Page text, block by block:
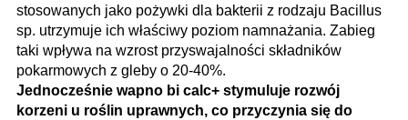
stosowanych jako pożywki dla bakterii z rodzaju Bacillus
sp. utrzymuje ich właściwy poziom namnażania. Zabieg
taki wpływa na wzrost przyswajalności składników
pokarmowych z gleby o 20-40%.
Jednocześnie wapno bi calc+ stymuluje rozwój
korzeni u roślin uprawnych, co przyczynia się do